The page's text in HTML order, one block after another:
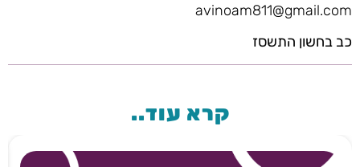
avinoam811@gmail.com
כב בחשון התשסז
קרא עוד..